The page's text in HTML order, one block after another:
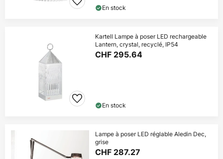
En stock
Kartell Lampe à poser LED rechargeable
Lantern, crystal, recyclé, IP54
CHF 295.64
En stock
Lampe à poser LED réglable Aledin Dec,
grise
CHF 287.27